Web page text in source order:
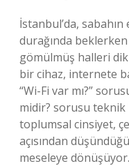
İstanbul’da,
durağında
gömülmüş halleri
bir cihaz, internete
“Wi-Fi var mı?”
midir? sorusu
toplumsal cinsiyet,
açısından
meseleye dönüşüyor.